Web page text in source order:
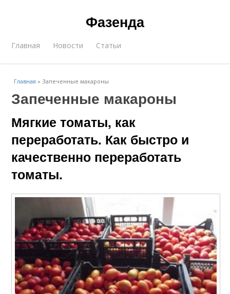
Фазенда
Главная Новости Статьи
Главная »Запеченные макароны
Запеченные макароны
Мягкие томаты, как
переработать. Как быстро и
качественно переработать
томаты.